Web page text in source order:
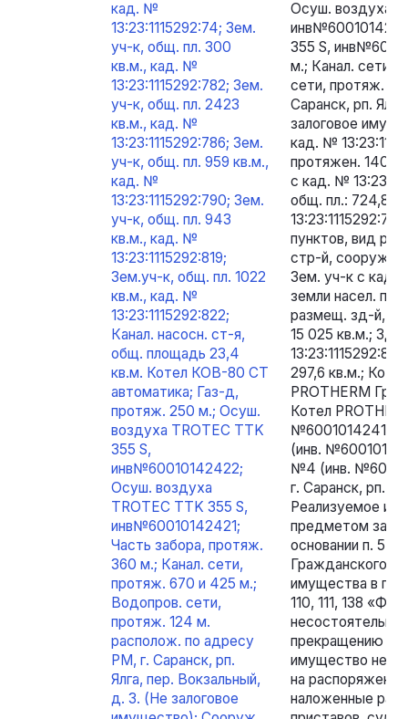
кад. №
13:23:1115292:74; Зем.
уч-к, общ. пл. 300
кв.м., кад. №
13:23:1115292:782; Зем.
уч-к, общ. пл. 2423
кв.м., кад. №
13:23:1115292:786; Зем.
уч-к, общ. пл. 959 кв.м.,
кад. №
13:23:1115292:790; Зем.
уч-к, общ. пл. 943
кв.м., кад. №
13:23:1115292:819;
Зем.уч-к, общ. пл. 1022
кв.м., кад. №
13:23:1115292:822;
Канал. насосн. ст-я,
общ. площадь 23,4
кв.м. Котел КОВ-80 СТ
автоматика; Газ-д,
протяж. 250 м.; Осуш.
воздуха TROTEC TTK
355 S,
инв№60010142422;
Осуш. воздуха
TROTEC TTK 355 S,
инв№60010142421;
Часть забора, протяж.
360 м.; Канал. сети,
протяж. 670 и 425 м.;
Водопров. сети,
протяж. 124 м.
располож. по адресу
РМ, г. Саранск, рп.
Ялга, пер. Вокзальный,
д. 3. (Не залоговое
Осуш. воздуха
355 S,
м.; Канал. сети,
сети, протяж.
Саранск, рп.
залоговое
кад. №
протяжен. 140
с кад. №
общ. пл.: 724,8
пунктов, вид
стр-й, сооруж.
Зем. уч-к с кад.
земли насел.
размещ. зд-й,
15 025 кв.м.;
297,6 кв.м.;
PROTHERM
Котел
№60010142410);
(инв.
№4 (инв.
г. Саранск, рп.
Реализуемое
предметом
основании п. 5
Гражданского
имущества в
110, 111, 138
прекращению
имущество не
на
наложенные